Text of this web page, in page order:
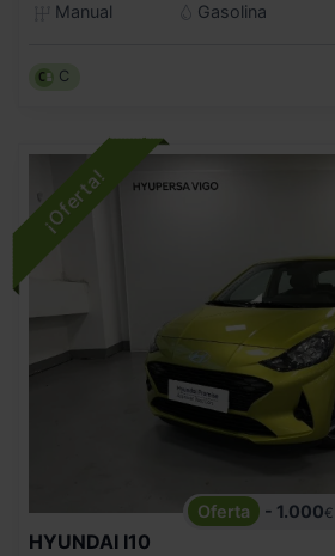
Manual
Gasolina
C
- 1.000€
HYUNDAI I10